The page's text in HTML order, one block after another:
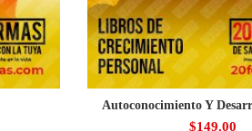
Autoconocimiento Y
$149.00